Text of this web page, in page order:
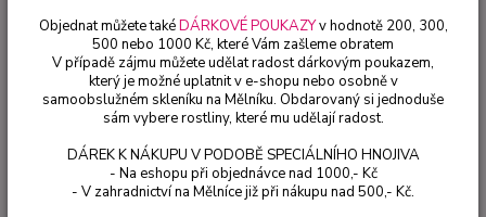
Objednat můžete takéDÁRKOVÉ POUKAZYv hodnotě 200, 300,
500 nebo 1000 Kč, které Vám zašleme obratem
V případě zájmu můžete udělat radost dárkovým poukazem,
který je možné uplatnit v e-shopu nebo osobně v
samoobslužném skleníku na Mělníku. Obdarovaný si jednoduše
sám vybere rostliny, které mu udělají radost.
DÁREK K NÁKUPU V PODOBĚ SPECIÁLNÍHO HNOJIVA
- Na eshopu při objednávce nad 1000,- Kč
- V zahradnictví na Mělníce již při nákupu nad 500,- Kč.